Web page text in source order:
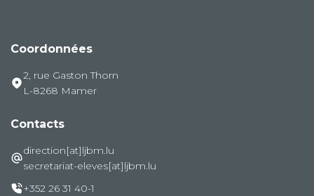
Coordonnées
2, rue Gaston Thorn
L-8268 Mamer
Contacts
direction[at]ljbm.lu
secretariat-eleves[at]ljbm.lu
+352 26 31 40-1